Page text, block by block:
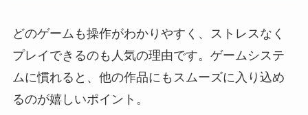
どのゲームも操作がわかりやすく、ストレスなく
プレイできるのも人気の理由です。ゲームシステ
ムに慣れると、他の作品にもスムーズに入り込め
るのが嬉しいポイント。